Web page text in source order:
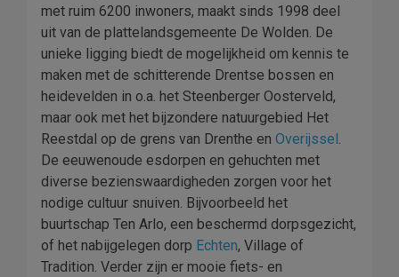
met ruim 6200 inwoners, maakt sinds 1998 deel
uit van de plattelandsgemeente De Wolden. De
unieke ligging biedt de mogelijkheid om kennis te
maken met de schitterende Drentse bossen en
heidevelden in o.a. het Steenberger Oosterveld,
maar ook met het bijzondere natuurgebied Het
Reestdal op de grens van Drenthe en Overijssel.
De eeuwenoude esdorpen en gehuchten met
diverse bezienswaardigheden zorgen voor het
nodige cultuur snuiven. Bijvoorbeeld het
buurtschap Ten Arlo, een beschermd dorpsgezicht,
of het nabijgelegen dorp Echten, Village of
Tradition. Verder zijn er mooie fiets- en